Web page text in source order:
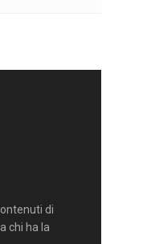
di
chi ha la